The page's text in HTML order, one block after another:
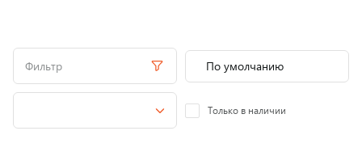
Фильтр
Только в наличии